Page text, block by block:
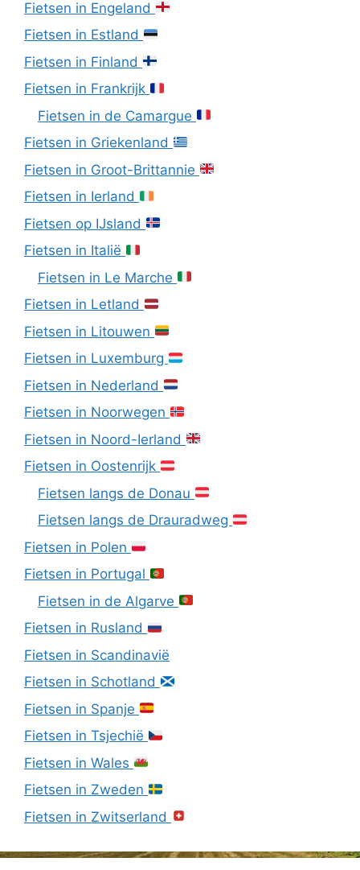
Fietsen in Engeland
Fietsen in Estland
Fietsen in Finland
Fietsen in Frankrijk
Fietsen in de Camargue
Fietsen in Griekenland
Fietsen in Groot-Brittannie
Fietsen in Ierland
Fietsen op IJsland
Fietsen in Italië
Fietsen in Le Marche
Fietsen in Letland
Fietsen in Litouwen
Fietsen in Luxemburg
Fietsen in Nederland
Fietsen in Noorwegen
Fietsen in Noord-Ierland
Fietsen in Oostenrijk
Fietsen langs de Donau
Fietsen langs de Drauradweg
Fietsen in Polen
Fietsen in Portugal
Fietsen in de Algarve
Fietsen in Rusland
Fietsen in Scandinavië
Fietsen in Schotland
Fietsen in Spanje
Fietsen in Tsjechië
Fietsen in Wales
Fietsen in Zweden
Fietsen in Zwitserland